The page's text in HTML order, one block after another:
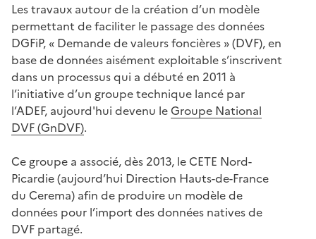
Les travaux autour de la création d’un modèle
permettant de faciliter le passage des données
DGFiP, « Demande de valeurs foncières » (DVF), en
base de données aisément exploitable s’inscrivent
dans un processus qui a débuté en 2011 à
l’initiative d’un groupe technique lancé par
l’ADEF, aujourd'hui devenu leGroupe National
DVF (GnDVF).
Ce groupe a associé, dès 2013, le CETE Nord-
Picardie (aujourd’hui Direction Hauts-de-France
du Cerema) afin de produire un modèle de
données pour l’import des données natives de
DVF partagé.